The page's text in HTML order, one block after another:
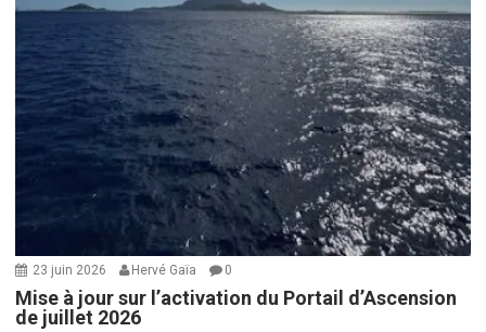
23 juin 2026 Hervé Gaïa 0
Mise à jour sur l’activation du Portail d’Ascension
de juillet 2026